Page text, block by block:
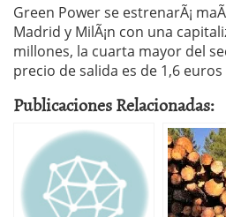
Green Power se estrenarÃ¡
Madrid y MilÃ¡n con una
millones, la cuarta mayor del
precio de salida es de 1,6 euros
Publicaciones Relacionadas: